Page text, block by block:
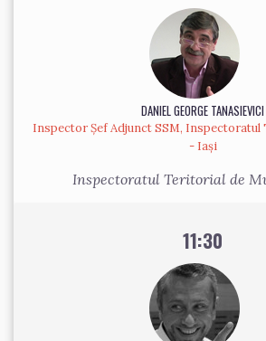
DANIEL GEORGE TANASIEVICI
Inspector Șef Adjunct SSM,
- Iași
Inspectoratul Teritorial de
11:30